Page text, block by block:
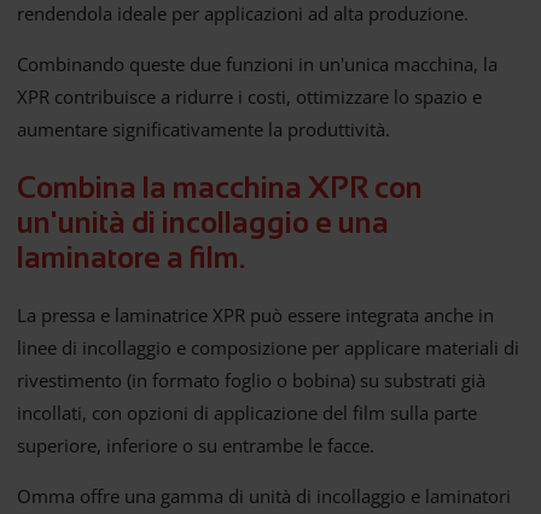
rendendola ideale per applicazioni ad alta produzione.
Combinando queste due funzioni in un'unica macchina, la
XPR contribuisce a ridurre i costi, ottimizzare lo spazio e
aumentare significativamente la produttività.
Combina la macchina XPR con
un'unità di incollaggio e una
laminatore a film.
La pressa e laminatrice XPR può essere integrata anche in
linee di incollaggio e composizione per applicare materiali di
rivestimento (in formato foglio o bobina) su substrati già
incollati, con opzioni di applicazione del film sulla parte
superiore, inferiore o su entrambe le facce.
Omma offre una gamma di unità di incollaggio e laminatori